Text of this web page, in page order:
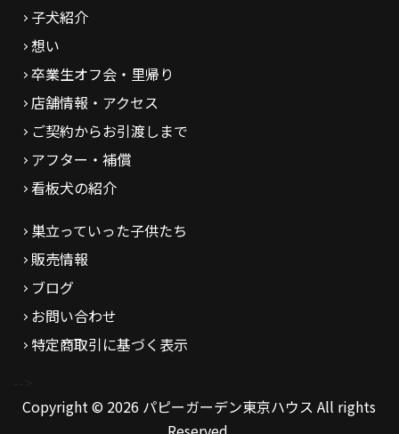
子犬紹介
想い
卒業生オフ会・里帰り
店舗情報・アクセス
ご契約からお引渡しまで
アフター・補償
看板犬の紹介
巣立っていった子供たち
販売情報
ブログ
お問い合わせ
特定商取引に基づく表示
Copyright © 2026 パピーガーデン東京ハウス All rights